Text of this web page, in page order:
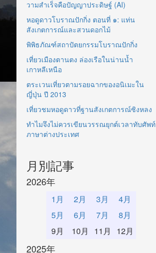
วามสำเร็จคือปัญญาประดิษฐ์ (AI)
หอดูดาวโบราณปักกิ่ง ตอนที่ ๑: แท่น
สังเกตการณ์และสวนดอกไม้
พิพิธภัณฑ์สถาปัตยกรรมโบราณปักกิ่ง
เที่ยวเมืองตานตง ล่องเรือในน่านน้ำ
เกาหลีเหนือ
ตระเวนเที่ยวตามรอยฉากของอนิเมะใน
ญี่ปุ่น ปี 2013
เที่ยวชมหอดูดาวที่ฐานสังเกตการณ์ซิงหลง
ทำไมจึงไม่ควรเขียนวรรณยุกต์เวลาทับศัพท์
ภาษาต่างประเทศ
月別記事
2026年
1月 2月 3月
4月
5月
6月 7月
8月
9月
10月 11月 12月
2025年